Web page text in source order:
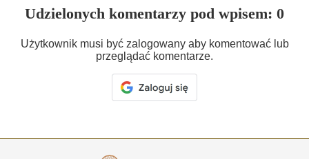
Udzielonych komentarzy pod wpisem: 0
Użytkownik musi być zalogowany aby komentować lub
przeglądać komentarze.